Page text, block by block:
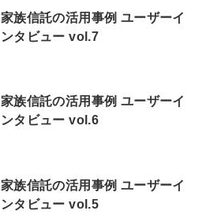
家族信託の活用事例 ユーザーイ
ンタビュー vol.7
家族信託の活用事例 ユーザーイ
ンタビュー vol.6
家族信託の活用事例 ユーザーイ
ンタビュー vol.5